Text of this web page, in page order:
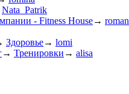
Nata_Patrik
- Fitness House→ roman
Здоровье→ lomi
→ Тренировки → alisa